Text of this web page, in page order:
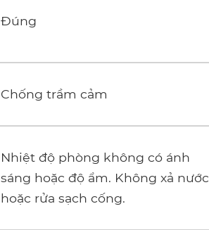
Đúng
Chống trầm cảm
Nhiệt độ phòng không có ánh
sáng hoặc độ ẩm. Không xả nước
hoặc rửa sạch cống.